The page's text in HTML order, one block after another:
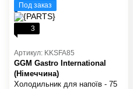
Под заказ
3
Артикул: KKSFA85
GGM Gastro International
(Німеччина)
Холодильник для напоїв - 75